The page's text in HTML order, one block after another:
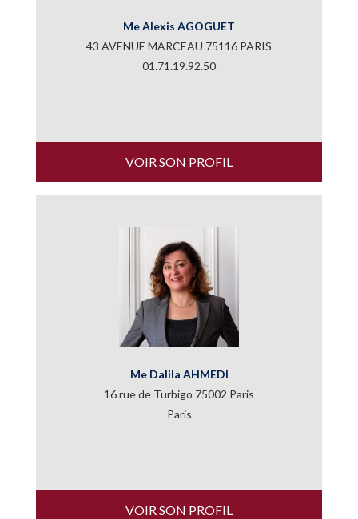
Me Alexis AGOGUET
43 AVENUE MARCEAU 75116 PARIS
01.71.19.92.50
VOIR SON PROFIL
Me Dalila AHMEDI
16 rue de Turbigo 75002 Paris
Paris
VOIR SON PROFIL